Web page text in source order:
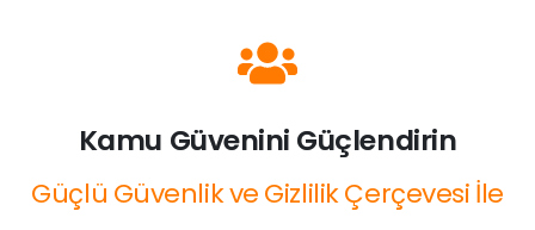
Kamu Güvenini Güçlendirin
Güçlü GüvenlikveGizlilikÇerçevesiİle